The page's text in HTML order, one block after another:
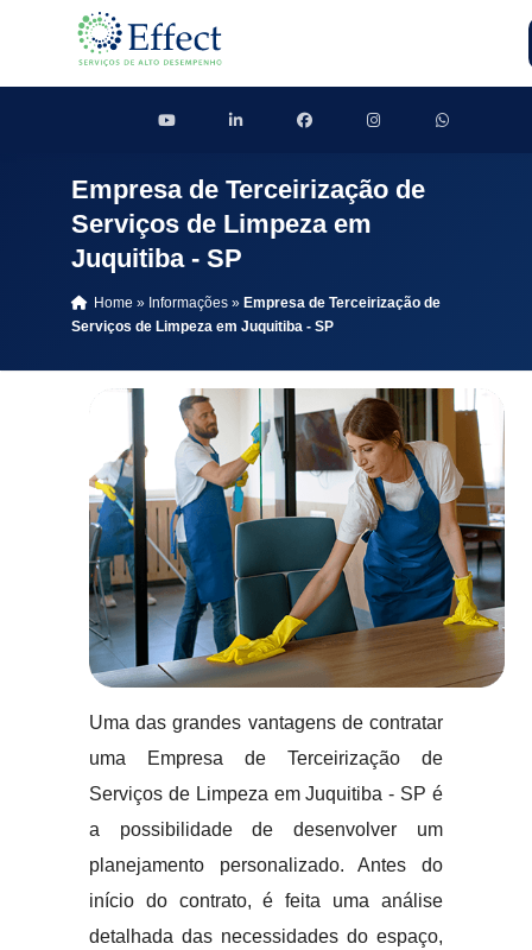
Empresa de Terceirização de
Serviços de Limpeza em
Juquitiba - SP
Home » Informações » Empresa de Terceirização de
Serviços de Limpeza em Juquitiba - SP
Uma das grandes vantagens de contratar
uma Empresa de Terceirização de
Serviços de Limpeza em Juquitiba - SP é
a possibilidade de desenvolver um
planejamento personalizado. Antes do
início do contrato, é feita uma análise
detalhada das necessidades do espaço,